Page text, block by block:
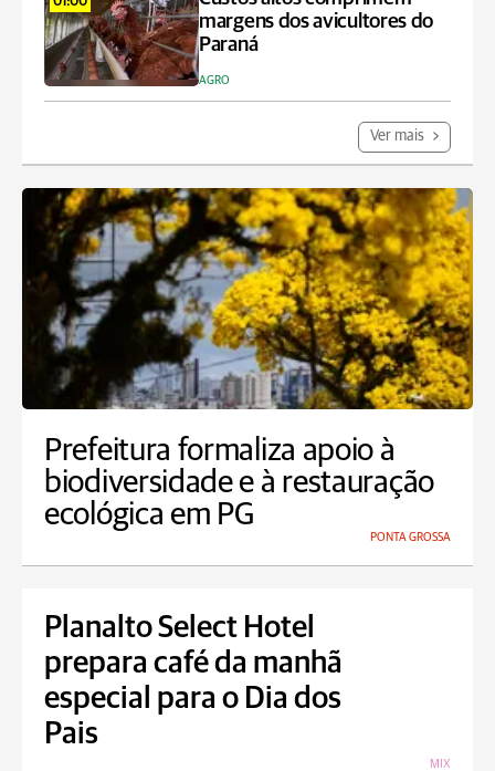
margens dos avicultores do
Paraná
AGRO
Ver mais
Prefeitura formaliza apoio à
biodiversidade e à restauração
ecológica em PG
PONTA GROSSA
Planalto Select Hotel
prepara café da manhã
especial para o Dia dos
Pais
MIX